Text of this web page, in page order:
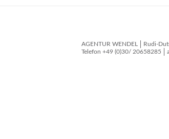
AGENTUR WENDEL Rudi-
Telefon +49 (0)30/ 20658285